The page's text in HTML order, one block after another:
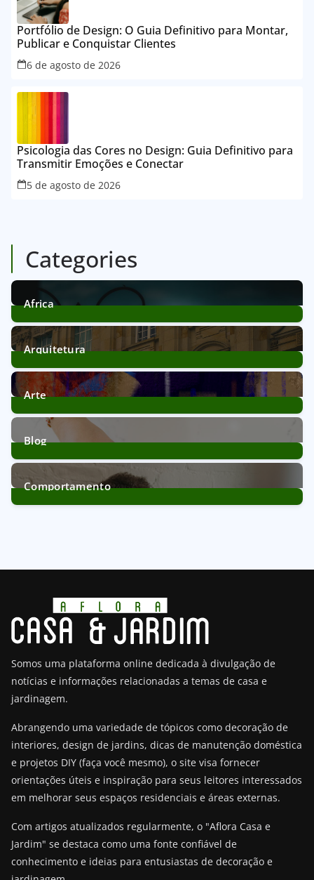
Portfólio de Design: O Guia Definitivo para Montar,
Publicar e Conquistar Clientes
6 de agosto de 2026
Psicologia das Cores no Design: Guia Definitivo para
Transmitir Emoções e Conectar
5 de agosto de 2026
Categories
Africa
12Posts
Arquitetura
39Posts
Arte
11Posts
Blog
172Posts
Comportamento
Somos uma plataforma online dedicada à divulgação de
notícias e informações relacionadas a temas de casa e
jardinagem.
Abrangendo uma variedade de tópicos como decoração de
interiores, design de jardins, dicas de manutenção doméstica
e projetos DIY (faça você mesmo), o site visa fornecer
orientações úteis e inspiração para seus leitores interessados
em melhorar seus espaços residenciais e áreas externas.
Com artigos atualizados regularmente, o "Aflora Casa e
Jardim" se destaca como uma fonte confiável de
conhecimento e ideias para entusiastas de decoração e